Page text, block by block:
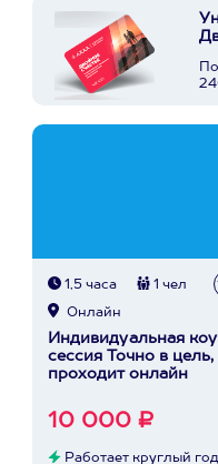
1,5 часа 1 чел
Онлайн
Индивидуальная
сессия Точно в цель,
проходит онлайн
10 000 ₽
Работает круглый год